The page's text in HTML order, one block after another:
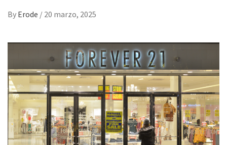
By Erode / 20 marzo, 2025